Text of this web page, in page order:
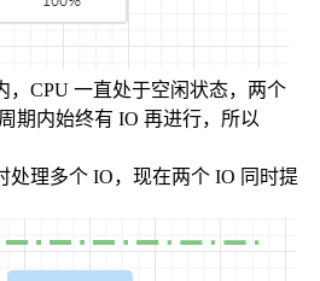
，CPU 一直处于空闲状态，两个
期内始终有 IO 再进行，所以
处理多个 IO，现在两个 IO 同时提